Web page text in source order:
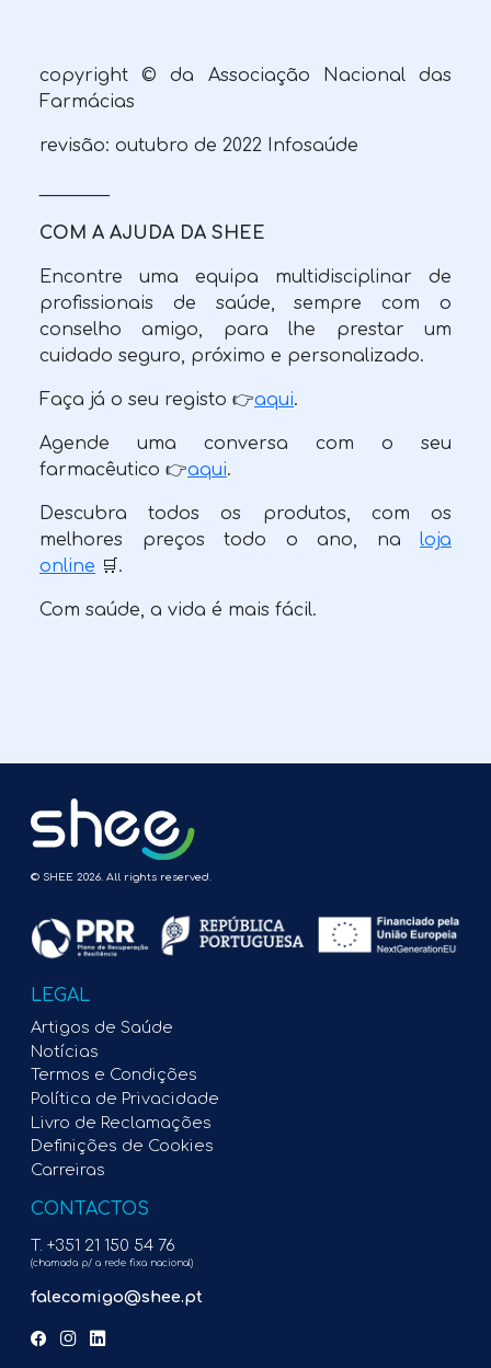
copyright © da Associação Nacional das
Farmácias
revisão: outubro de 2022 Infosaúde
COM A AJUDA DA SHEE
Encontre uma equipa multidisciplinar de
profissionais de saúde, sempre com o
conselho amigo, para lhe prestar um
cuidado seguro, próximo e personalizado.
Faça já o seu registo 👉aqui.
Agende uma conversa com o seu
farmacêutico 👉aqui.
Descubra todos os produtos, com os
melhores preços todo o ano, na loja
online 🛒.
Com saúde, a vida é mais fácil.
© SHEE 2026. All rights reserved.
LEGAL
Artigos de Saúde
Notícias
Termos e Condições
Política de Privacidade
Livro de Reclamações
Definições de Cookies
Carreiras
CONTACTOS
T. +351 21 150 54 76
(chamada p/ a rede fixa nacional)
falecomigo@shee.pt